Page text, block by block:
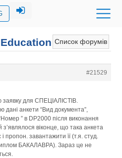
Список форумів
#21529
для СПЕЦІАЛІСТІВ.
дані анкети “Вид документа”,
” в DP2000 після виконання
з’являлося віконце, що така анкета
і пропон. завантажити її (т.я. студ.
БАКАЛАВРА). Зараз це не